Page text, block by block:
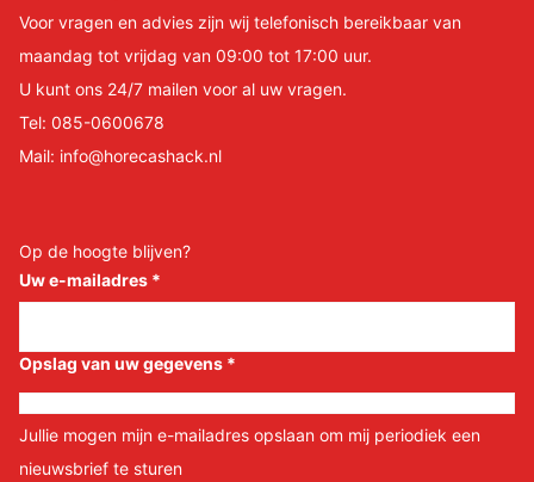
Voor vragen en advies zijn wij telefonisch bereikbaar van
maandag tot vrijdag van 09:00 tot 17:00 uur.
U kunt ons 24/7 mailen voor al uw vragen.
Tel: 085-0600678
Mail: info@horecashack.nl
Op de hoogte blijven?
Uw e-mailadres *
Opslag van uw gegevens *
Jullie mogen mijn e-mailadres opslaan om mij periodiek een
nieuwsbrief te sturen